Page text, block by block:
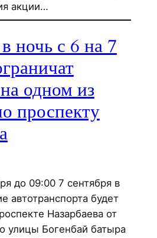
акции…
ночь с 6 на 7
одном из
проспекту
до 09:00 7 сентября в
автотранспорта будет
Назарбаева от
улицы Богенбай батыра